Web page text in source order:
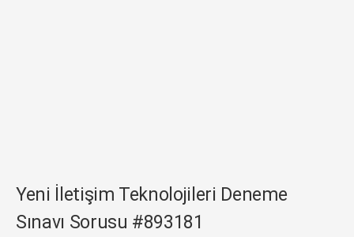
Yeni İletişim Teknolojileri Deneme
Sınavı Sorusu #893181